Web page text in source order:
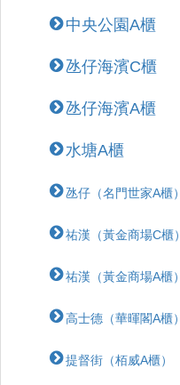
中央公園A櫃
氹仔海濱C櫃
氹仔海濱A櫃
水塘A櫃
氹仔（名門世家A櫃）
祐漢（黃金商場C櫃）
祐漢（黃金商場A櫃）
高士德（華暉閣A櫃）
提督街（栢威A櫃）